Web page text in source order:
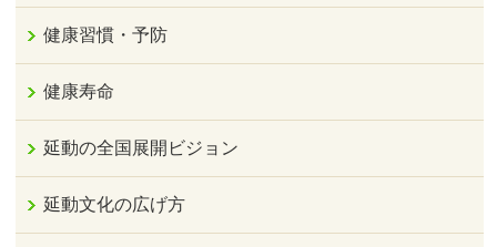
健康習慣・予防
健康寿命
延動の全国展開ビジョン
延動文化の広げ方